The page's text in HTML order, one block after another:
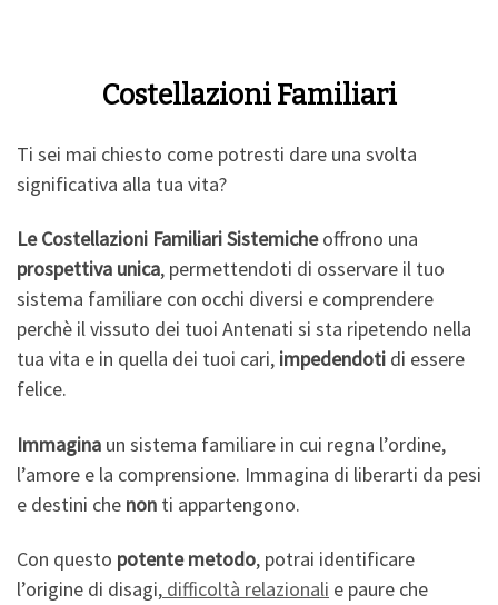
Costellazioni Familiari
Ti sei mai chiesto come potresti dare una svolta
significativa alla tua vita?
Le Costellazioni Familiari Sistemicheoffrono una
prospettiva unica, permettendoti di osservare il tuo
sistema familiare con occhi diversi e comprendere
perchè il vissuto dei tuoi Antenati si sta ripetendo nella
tua vita e in quella dei tuoi cari, impedendoti di essere
felice.
Immagina un sistema familiare in cui regna l’ordine,
l’amore e la comprensione. Immagina di liberarti da pesi
e destini che non ti appartengono.
Con questo potente metodo, potrai identificare
l’origine di disagi, difficoltà relazionali e paure che